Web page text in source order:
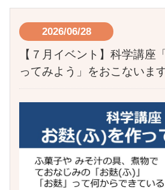
2026/06/28
【７月イベント】科学講座
ってみよう」をおこないま